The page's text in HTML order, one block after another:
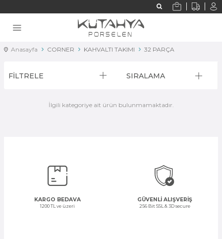
Anasayfa CORNER KAHVALTI TAKIMI 32 PARÇA
FİLTRELE SIRALAMA
İlgili kategoriye ait ürün bulunmamaktadır.
KARGO BEDAVA
1200 TL ve üzeri
GÜVENLİ ALIŞVERİŞ
256 Bit SSL & 3D secure